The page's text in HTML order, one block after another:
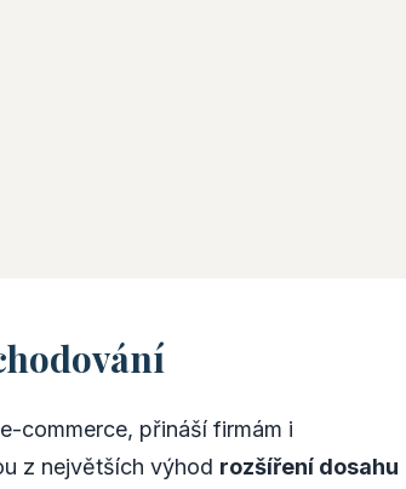
commerce, přináší firmám i
z největších výhod rozšíření dosahu